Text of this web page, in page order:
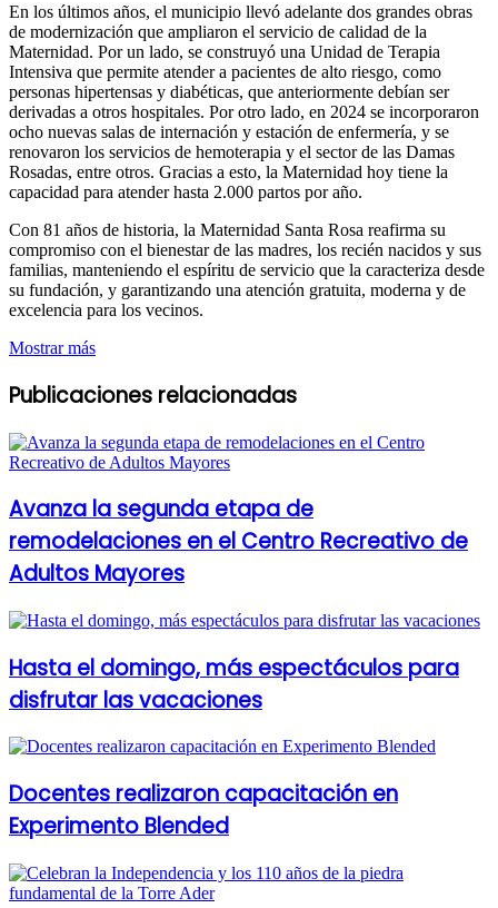
En los últimos años, el municipio llevó adelante dos grandes obras
de modernización que ampliaron el servicio de calidad de la
Maternidad. Por un lado, se construyó una Unidad de Terapia
Intensiva que permite atender a pacientes de alto riesgo, como
personas hipertensas y diabéticas, que anteriormente debían ser
derivadas a otros hospitales. Por otro lado, en 2024 se incorporaron
ocho nuevas salas de internación y estación de enfermería, y se
renovaron los servicios de hemoterapia y el sector de las Damas
Rosadas, entre otros. Gracias a esto, la Maternidad hoy tiene la
capacidad para atender hasta 2.000 partos por año.
Con 81 años de historia, la Maternidad Santa Rosa reafirma su
compromiso con el bienestar de las madres, los recién nacidos y sus
familias, manteniendo el espíritu de servicio que la caracteriza desde
su fundación, y garantizando una atención gratuita, moderna y de
excelencia para los vecinos.
Mostrar más
Publicaciones relacionadas
Avanza la segunda etapa de
remodelaciones en el Centro Recreativo de
Adultos Mayores
Hasta el domingo, más espectáculos para
disfrutar las vacaciones
Docentes realizaron capacitación en
Experimento Blended